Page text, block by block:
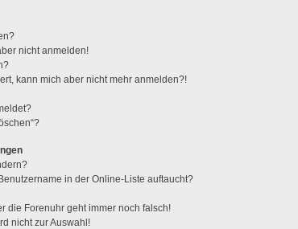
nicht anmelden!
kann mich aber nicht mehr anmelden?!
in der Online-Liste auftaucht?
die Forenuhr geht immer noch falsch!
nicht zur Auswahl!